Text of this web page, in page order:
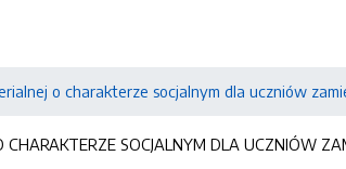
o charakterze socjalnym dla uczniów
SOCJALNYM DLA UCZNIÓW